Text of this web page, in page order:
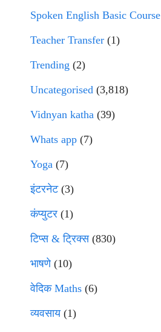
Spoken English Basic Course
Teacher Transfer (1)
Trending (2)
Uncategorised (3,818)
Vidnyan katha (39)
Whats app (7)
Yoga (7)
इंटरनेट(3)
कंप्युटर (1)
टिप्स & ट्रिक्स(830)
भाषणे(10)
वेदिक Maths (6)
व्यवसाय(1)